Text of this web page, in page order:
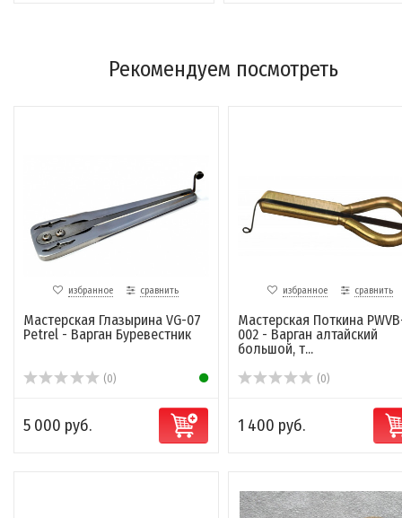
Рекомендуем посмотреть
избранное сравнить
Мастерская Глазырина VG-07
Petrel - Варган Буревестник
(0)
5 000 руб.
избранное сравнить
Мастерская Поткина
002 - Варган алтайский
большой, т...
(0)
1 400 руб.